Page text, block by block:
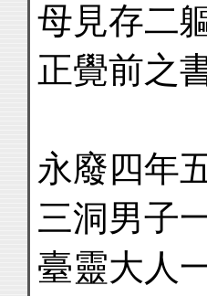
母見存二
正覺前之
永廢四年
三洞男子
臺靈大人